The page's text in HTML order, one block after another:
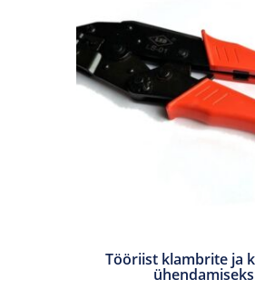
Tööriist klambrite ja
ühendamiseks